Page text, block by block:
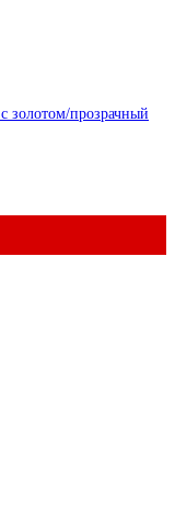
золотом/прозрачный